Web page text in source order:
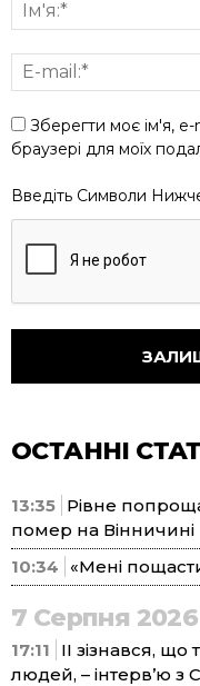
Зберегти моє ім'я,
браузері для моїх
Введіть Символи
ОСТАННІ
13:35 Рівне
помер на Вінничині
10:34
«Мені
7 Серпня 2026
17:11
ІІ зізнався,
людей, – інтерв’ю з